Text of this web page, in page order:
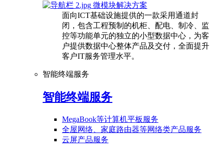
微模块解决方案
面向ICT基础设施提供的一款采用通道封
闭，包含工程预制的机柜、配电、制冷、监
控等功能单元的独立的小型数据中心，为客
户提供数据中心整体产品及交付，全面提升
客户IT服务管理水平。
智能终端服务
智能终端服务
MegaBook等计算机平板服务
全屋网络、家庭路由器等网络类产品服务
云屏产品服务